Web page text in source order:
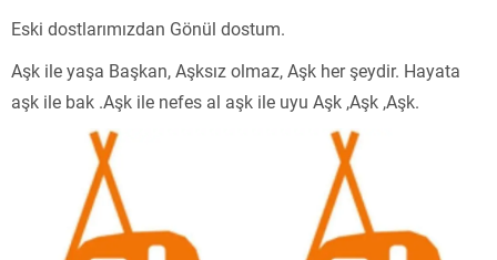
Eski dostlarımızdan Gönül dostum.
Aşk ile yaşa Başkan, Aşksız olmaz, Aşk her şeydir. Hayata
aşk ile bak .Aşk ile nefes al aşk ile uyu Aşk ,Aşk ,Aşk.